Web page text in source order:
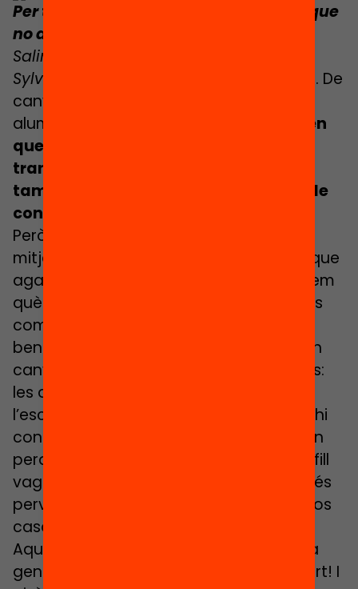
Per tant són les mateixes famílies les que
no accepten aquest canvi?
Salima
Sylvaine
: És qüestió de voluntat política. De
canviar una mica el sistema perquè els
alumnes es barregin.
Els pares rics volen
quedar-se entre ells per estar més
tranquils, però les famílies pobres
també, perquè estan a la seva zona de
confort i sortir-ne és molt complicat
Però, a més a més, quan no tenim els
mitjans, quan sabem que ens jutjaran, que
agafar un transport és car, que no sabem
què ens trobarem… Tot això és molt més
complicat que per a una família
benestant. Entre les classes populars, en
canvi, et trobes dues classes de famílies:
les que han tingut males experiències a
l’escola i no en volen saber res i les que hi
confien plenament i mai no es queixaran
perquè estan molt contents que el seu fill
vagi a l’escola. Aquí és quan el sistema és
pervers i maltractador, ja que en tots dos
casos invisibilitza aquestes famílies.
Aquest matí la Fathia ha dit que l’escola
genera racisme i exclusió. Totalment cert! I